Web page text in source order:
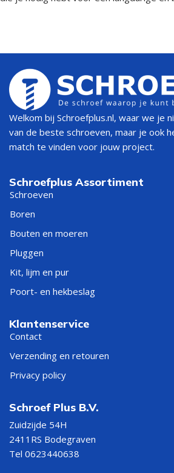
Welkom bij Schroefplus.nl, waar we je
van de beste schroeven, maar je ook
match te vinden voor jouw project.
Schroefplus Assortiment
Schroeven
Boren
Bouten en moeren
Pluggen
Kit, lijm en pur
Poort- en hekbeslag
Klantenservice
Contact
Verzending en retouren
Privacy policy
Schroef Plus B.V.
Zuidzijde 54H
2411RS Bodegraven
Tel 0623440638